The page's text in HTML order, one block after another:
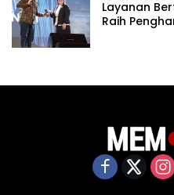
Layanan
Raih